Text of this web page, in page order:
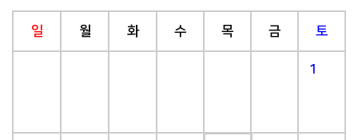
일 월 화 수 목 금 토
1